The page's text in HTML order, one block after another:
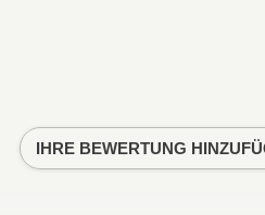
IHRE BEWERTUNG